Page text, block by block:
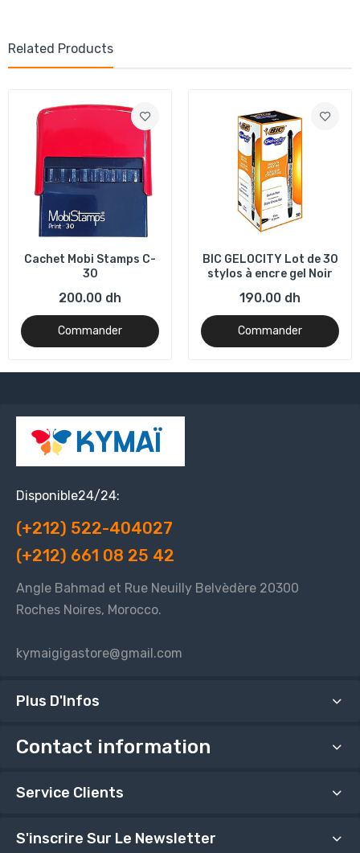
Related Products
Cachet Mobi Stamps C-
30
200.00 dh
Commander
BIC GELOCITY Lot de 30
stylos à encre gel Noir
190.00 dh
Commander
Disponible24/24:
(+212) 522-404027
(+212) 661 08 25 42
Angle Bahmad et Rue Neuilly Belvèdère 20300
Roches Noires, Morocco.
kymaigigastore@gmail.com
Plus D'Infos
Contact information
Service Clients
S'inscrire Sur Le Newsletter